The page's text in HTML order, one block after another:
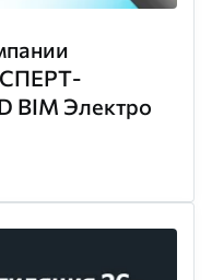
BIM Электро